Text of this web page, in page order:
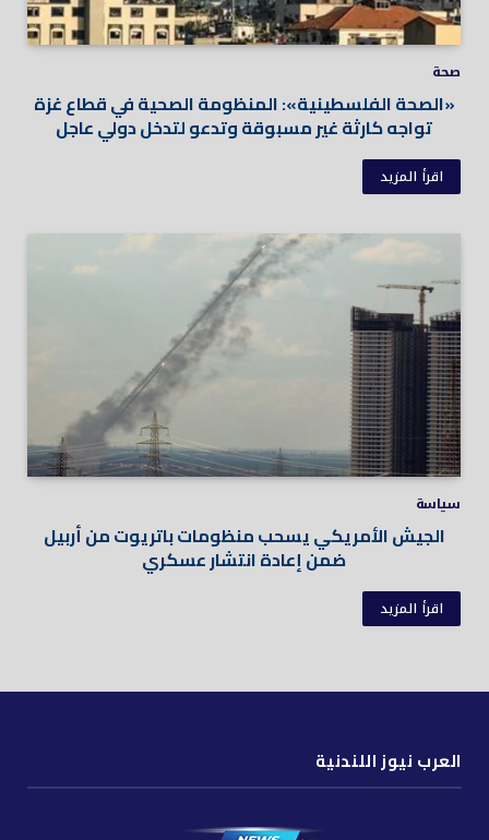
صحة
«الصحة الفلسطينية»: المنظومة الصحية في قطاع غزة
تواجه كارثة غير مسبوقة وتدعو لتدخل دولي عاجل
اقرأ المزيد
سياسة
الجيش الأمريكي يسحب منظومات باتريوت من أربيل
ضمن إعادة انتشار عسكري
اقرأ المزيد
العرب نيوز اللندنية